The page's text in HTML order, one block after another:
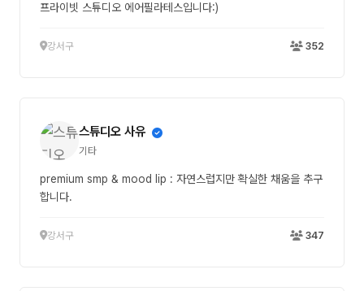
프라이빗 스튜디오 에어필라테스입니다:)
강서구 352
스튜디오 사유
기타
premium smp & mood lip : 자연스럽지만 확실한 채움을 추구
합니다.
강서구 347